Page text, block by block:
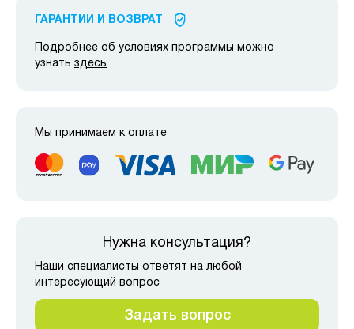
ГАРАНТИИ И ВОЗВРАТ
Подробнее об условиях программы можно
узнать здесь.
Мы принимаем к оплате
Нужна консультация?
Наши специалисты ответят на любой
интересующий вопрос
Задать вопрос